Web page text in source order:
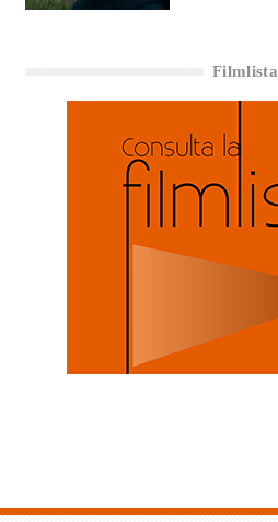
Filmlista